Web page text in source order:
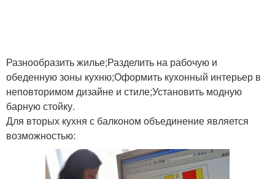
Разнообразить жилье;Разделить на рабочую и
обеденную зоны кухню;Оформить кухонный интерьер в
неповторимом дизайне и стиле;Установить модную
барную стойку.
Для вторых кухня с балконом объединение является
возможностью: